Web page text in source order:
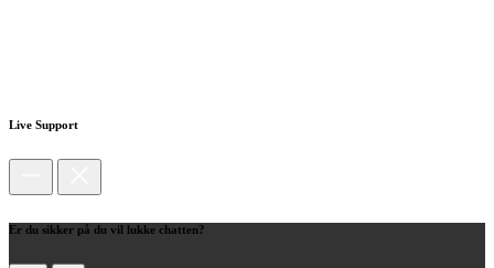
Live Support
Er du sikker på du vil lukke chatten?